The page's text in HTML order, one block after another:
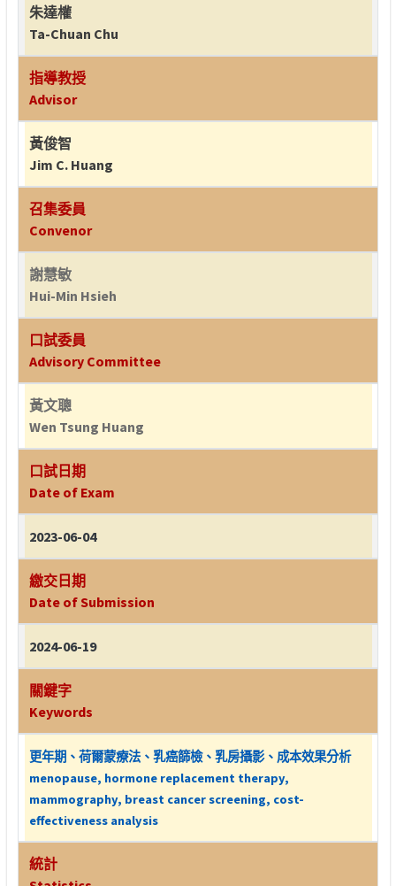
朱達權
Ta-Chuan Chu
指導教授
Advisor
黃俊智
Jim C. Huang
召集委員
Convenor
謝慧敏
Hui-Min Hsieh
口試委員
Advisory Committee
黃文聰
Wen Tsung Huang
口試日期
Date of Exam
2023-06-04
繳交日期
Date of Submission
2024-06-19
關鍵字
Keywords
更年期、荷爾蒙療法、乳癌篩檢、乳房攝影、成本效果分析
menopause, hormone replacement therapy,
mammography, breast cancer screening, cost-
effectiveness analysis
統計